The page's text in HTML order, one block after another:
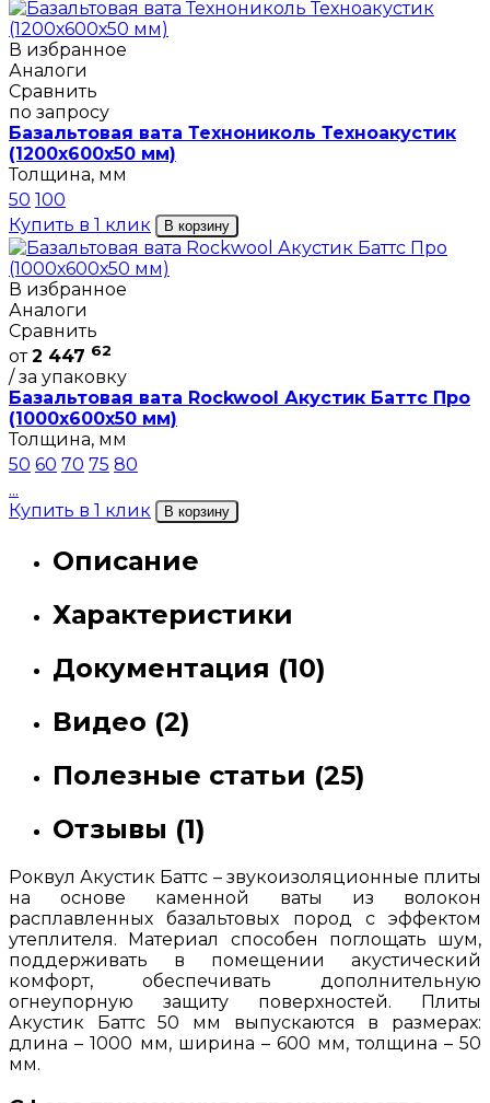
В избранное
Аналоги
Сравнить
по запросу
Базальтовая вата Технониколь Техноакустик
(1200х600х50 мм)
Толщина, мм
50 100
Купить в 1 клик
В корзину
В избранное
Аналоги
Сравнить
от2 447 62
/ за упаковку
Базальтовая вата Rockwool Акустик Баттс Про
(1000х600х50 мм)
Толщина, мм
50 60 70 75 80
...
Купить в 1 клик
В корзину
Описание
Характеристики
Документация (10)
Видео (2)
Полезные статьи (25)
Отзывы (1)
Роквул Акустик Баттс – звукоизоляционные плиты
на основе каменной ваты из волокон
расплавленных базальтовых пород с эффектом
утеплителя. Материал способен поглощать шум,
поддерживать в помещении акустический
комфорт, обеспечивать дополнительную
огнеупорную защиту поверхностей. Плиты
Акустик Баттс 50 мм выпускаются в размерах:
длина – 1000 мм, ширина – 600 мм, толщина – 50
мм.